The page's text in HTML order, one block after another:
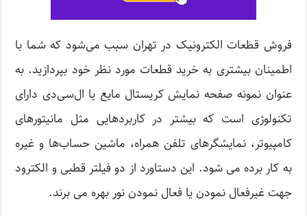
فروش قطعات الکترونیک در تهران سبب می‌شود که شما با
اطمینان بیشتری به خرید قطعات مورد نظر خود بپردازید. به
عنوان نمونه صفحه نمایش کریستال مایع یا ال‌سی‌دی دارای
تکنولوژی است که بیشتر در کاربردهایی مثل مانیتورهای
کامپیوتر، نمایشگرهای تلفن همراه، ماشین حساب‌ها و غیره
به کار برده می شود. این دستاورد از دو فیلتر قطبی و الکترود
جهت غیرفعال نمودن یا فعال نمودن نور بهره می برند.